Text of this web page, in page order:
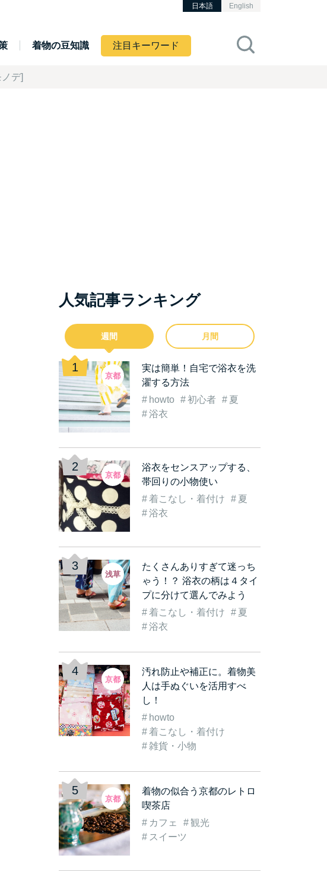
日本語 English
着物の豆知識 注目キーワード
デ]
堪能する旅》古都
」をレンタル着…
着物を着て観光気分をも
っと盛り上げよう！実…
《数倍楽しくなる》着物
人気記事ランキング
週間 月間
実は簡単！自宅で浴衣を洗
濯する方法
howto
初心者
夏
浴衣
京都
浴衣をセンスアップする、
帯回りの小物使い
着こなし・着付け
夏
浴衣
京都
たくさんありすぎて迷っち
ゃう！？ 浴衣の柄は４タイ
プに分けて選んでみよう
着こなし・着付け
夏
浴衣
浅草
汚れ防止や補正に。着物美
人は手ぬぐいを活用すべ
し！
howto
着こなし・着付け
雑貨・小物
京都
着物の似合う京都のレトロ
喫茶店
カフェ
観光
スイーツ
京都